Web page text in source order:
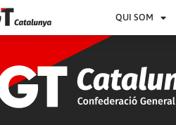
QUI SOM